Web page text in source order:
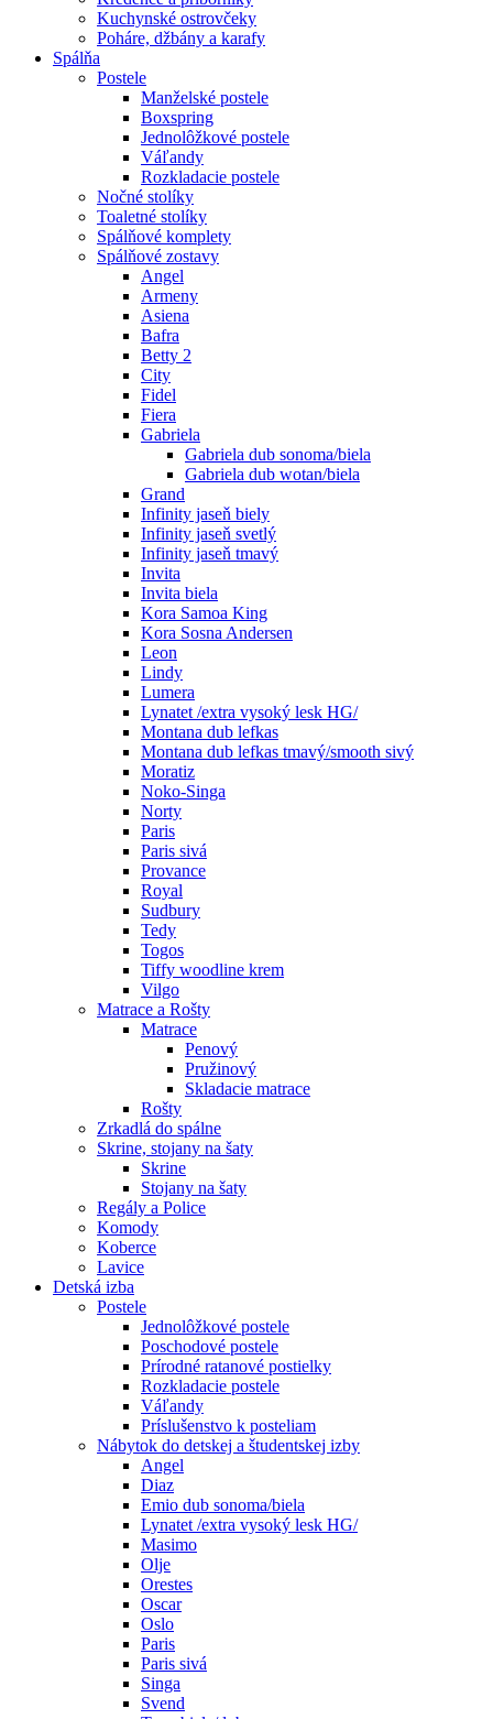
Kuchynské ostrovčeky
Poháre, džbány a karafy
Spálňa
Postele
Manželské postele
Boxspring
Jednolôžkové postele
Váľandy
Rozkladacie postele
Nočné stolíky
Toaletné stolíky
Spálňové komplety
Spálňové zostavy
Angel
Armeny
Asiena
Bafra
Betty 2
City
Fidel
Fiera
Gabriela
Gabriela dub sonoma/biela
Gabriela dub wotan/biela
Grand
Infinity jaseň biely
Infinity jaseň svetlý
Infinity jaseň tmavý
Invita
Invita biela
Kora Samoa King
Kora Sosna Andersen
Leon
Lindy
Lumera
Lynatet /extra vysoký lesk HG/
Montana dub lefkas
Montana dub lefkas tmavý/smooth sivý
Moratiz
Noko-Singa
Norty
Paris
Paris sivá
Provance
Royal
Sudbury
Tedy
Togos
Tiffy woodline krem
Vilgo
Matrace a Rošty
Matrace
Penový
Pružinový
Skladacie matrace
Rošty
Zrkadlá do spálne
Skrine, stojany na šaty
Skrine
Stojany na šaty
Regály a Police
Komody
Koberce
Lavice
Detská izba
Postele
Jednolôžkové postele
Poschodové postele
Prírodné ratanové postielky
Rozkladacie postele
Váľandy
Príslušenstvo k posteliam
Nábytok do detskej a študentskej izby
Angel
Diaz
Emio dub sonoma/biela
Lynatet /extra vysoký lesk HG/
Masimo
Olje
Orestes
Oscar
Oslo
Paris
Paris sivá
Singa
Svend